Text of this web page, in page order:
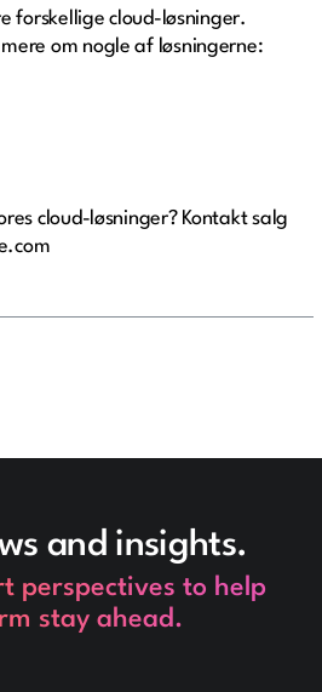
forskellige cloud-løsninger.
om nogle af løsningerne:
cloud-løsninger? Kontakt salg
and insights.
perspectives to help
stay ahead.